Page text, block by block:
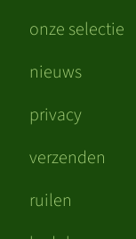
onze selectie
nieuws
privacy
verzenden
ruilen